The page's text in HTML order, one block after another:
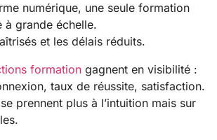
numérique, une seule formation
à grande échelle.
et les délais réduits.
formation gagnent en visibilité :
taux de réussite, satisfaction.
prennent plus à l’intuition mais sur